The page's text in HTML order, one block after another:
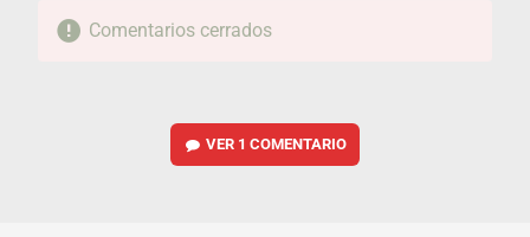
Comentarios cerrados
VER 1 COMENTARIO